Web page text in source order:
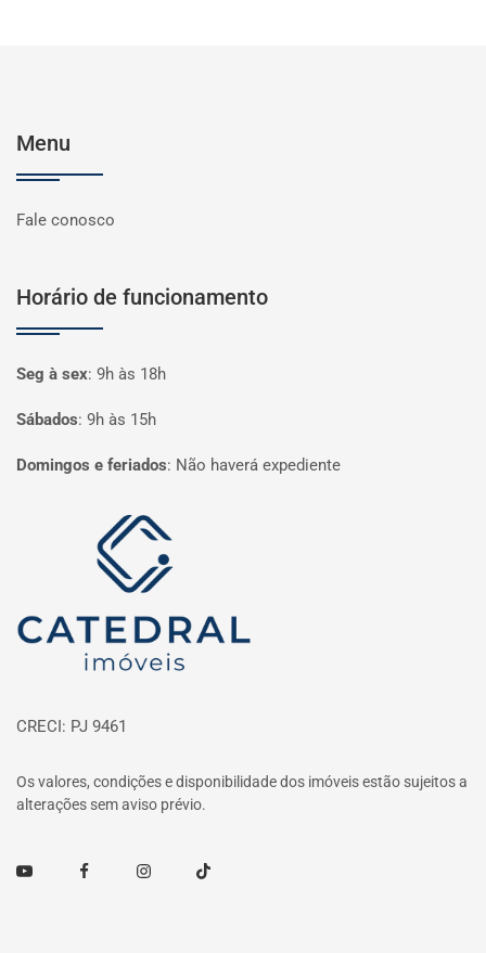
Menu
Fale conosco
Horário de funcionamento
Seg à sex: 9h às 18h
Sábados: 9h às 15h
Domingos e feriados: Não haverá expediente
Página inicial
CRECI: PJ 9461
Os valores, condições e disponibilidade dos imóveis estão sujeitos a
alterações sem aviso prévio.
Youtube FacebookInstagramTikTok